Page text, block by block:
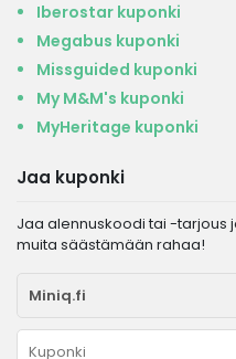
Iberostar kuponki
Megabus kuponki
Missguided kuponki
My M&M's kuponki
MyHeritage kuponki
Jaa kuponki
Jaa alennuskoodi tai -tarjous
muita säästämään rahaa!